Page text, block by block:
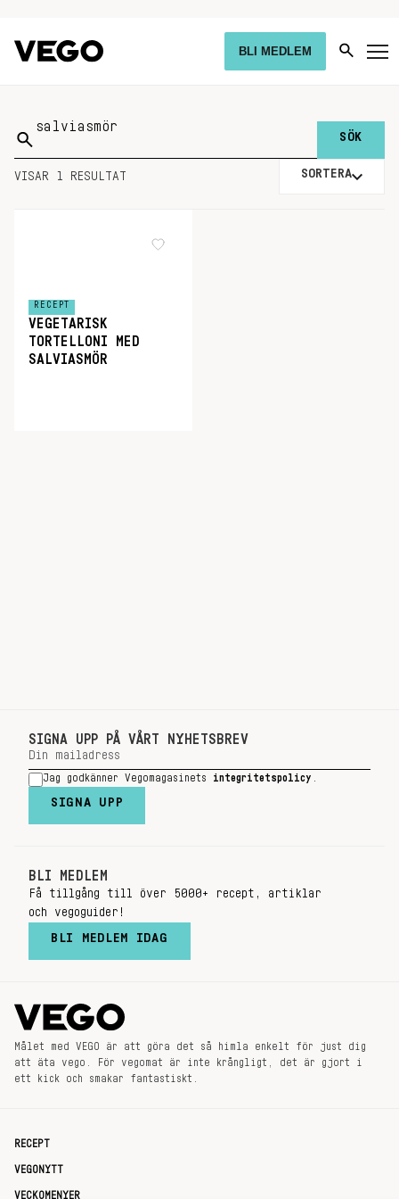
BLI MEDLEM
Sök
på:
VISAR 1 RESULTAT SORTERA
RECEPT
VEGETARISK
TORTELLONI MED
SALVIASMÖR
SIGNA UPP PÅ VÅRT NYHETSBREV
Jag godkänner Vegomagasinets integritetspolicy
SIGNA UPP
BLI MEDLEM
Få tillgång till över 5000+ recept, artiklar
och vegoguider!
BLI MEDLEM IDAG
Målet med VEGO är att göra det så himla enkelt för just dig
att äta vego. För vegomat är inte krångligt, det är gjort i
ett kick och smakar fantastiskt.
RECEPT
VEGONYTT
VECKOMENYER